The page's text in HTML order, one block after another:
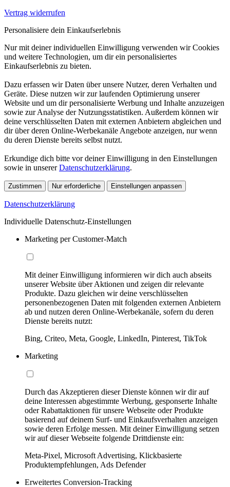
Vertrag widerrufen
Personalisiere dein Einkaufserlebnis
Nur mit deiner individuellen Einwilligung verwenden wir Cookies
und weitere Technologien, um dir ein personalisiertes
Einkaufserlebnis zu bieten.
Dazu erfassen wir Daten über unsere Nutzer, deren Verhalten und
Geräte. Diese nutzen wir zur laufenden Optimierung unserer
Website und um dir personalisierte Werbung und Inhalte anzuzeigen
sowie zur Analyse der Nutzungsstatistiken. Außerdem können wir
deine verschlüsselten Daten mit externen Anbietern abgleichen und
dir über deren Online-Werbekanäle Angebote anzeigen, nur wenn
du deren Dienste bereits selbst nutzt.
Erkundige dich bitte vor deiner Einwilligung in den Einstellungen
sowie in unsererDatenschutzerklärung.
Zustimmen Nur erforderliche Einstellungen anpassen
Datenschutzerklärung
Individuelle Datenschutz-Einstellungen
Marketing per Customer-Match
Mit deiner Einwilligung informieren wir dich auch abseits
unserer Website über Aktionen und zeigen dir relevante
Produkte. Dazu gleichen wir deine verschlüsselten
personenbezogenen Daten mit folgenden externen Anbietern
ab und nutzen deren Online-Werbekanäle, sofern du deren
Dienste bereits nutzt:
Bing, Criteo, Meta, Google, LinkedIn, Pinterest, TikTok
Marketing
Durch das Akzeptieren dieser Dienste können wir dir auf
deine Interessen abgestimmte Werbung, gesponserte Inhalte
oder Rabattaktionen für unsere Webseite oder Produkte
basierend auf deinem Surf- und Einkaufsverhalten anzeigen
sowie deren Erfolge messen. Mit deiner Einwilligung setzen
wir auf dieser Webseite folgende Drittdienste ein:
Meta-Pixel, Microsoft Advertising, Klickbasierte
Produktempfehlungen, Ads Defender
Erweitertes Conversion-Tracking